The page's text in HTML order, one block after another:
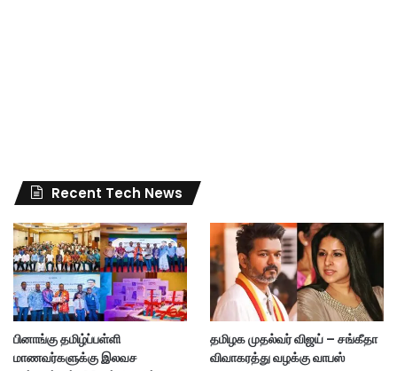
Recent Tech News
பினாங்கு தமிழ்ப்பள்ளி
மாணவர்களுக்கு இலவச
தமிழக முதல்வர் விஜய் – சங்கீதா
விவாகரத்து வழக்கு வாபஸ்